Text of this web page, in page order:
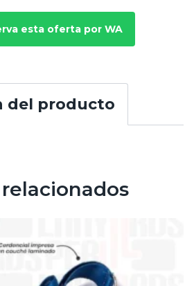
esta oferta por WA
del producto